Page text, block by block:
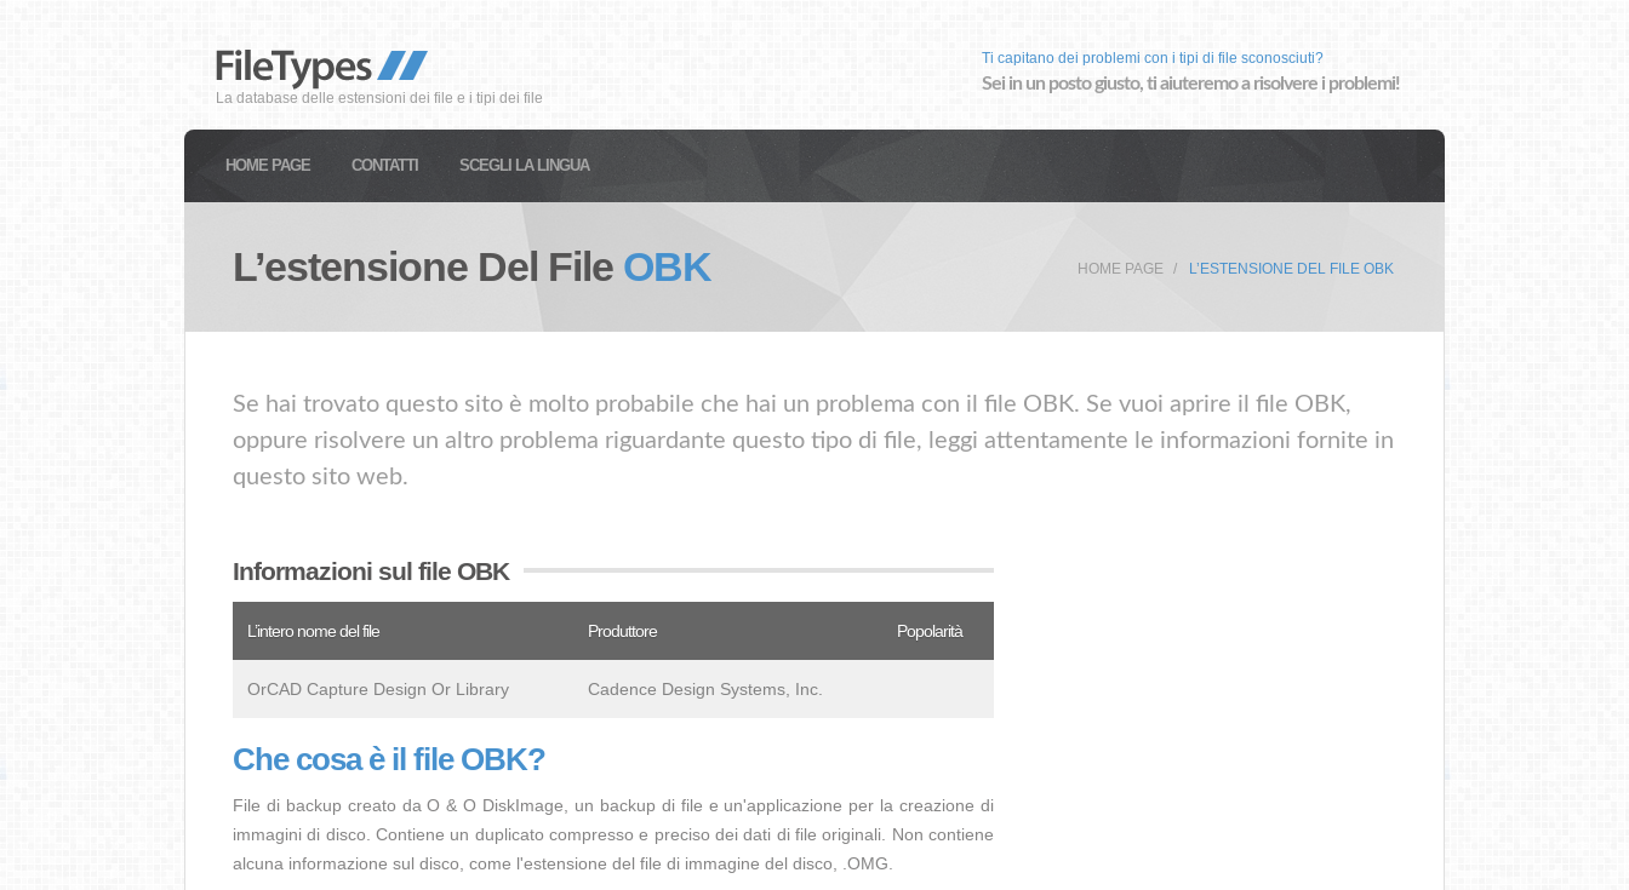
La database delle estensioni dei file e i tipi dei file
Ti capitano dei problemi con i tipi di file sconosciuti?
Sei in un posto giusto, ti aiuteremo a risolvere i problemi!
HOME PAGE CONTATTI SCEGLI LA LINGUA
L’estensione Del File OBK HOME PAGE L’ESTENSIONE DEL FILE OBK
Se hai trovato questo sito è molto probabile che hai un problema con il file OBK. Se vuoi aprire il file OBK,
oppure risolvere un altro problema riguardante questo tipo di file, leggi attentamente le informazioni fornite in
questo sito web.
Informazioni sul file OBK
L’intero nome del file Produttore Popolarità
OrCAD Capture Design Or Library Cadence Design Systems, Inc.
Che cosa è il file OBK?
File di backup creato da O & O DiskImage, un backup di file e un'applicazione per la creazione di
immagini di disco. Contiene un duplicato compresso e preciso dei dati di file originali. Non contiene
alcuna informazione sul disco, come l'estensione del file di immagine del disco, .OMG.